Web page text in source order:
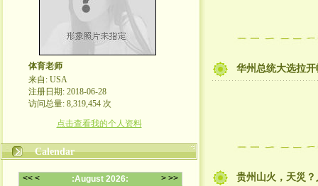
体育老师
来自: USA
注册日期: 2018-06-28
访问总量: 8,319,454 次
点击查看我的个人资料
Calendar
华州总统大选拉
贵州山火，天災